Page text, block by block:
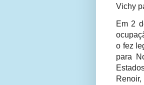
Vichy
Em 2
o fez
para